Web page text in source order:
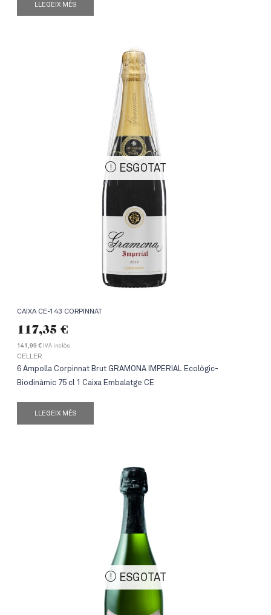
LLEGEIX MÉS
ESGOTAT
CAIXA CE-143 CORPINNAT
117,35 €
141,99 € IVA inclòs
CELLER
6 Ampolla Corpinnat Brut GRAMONA IMPERIAL Ecològic-
Biodinàmic 75 cl 1 Caixa Embalatge CE
LLEGEIX MÉS
ESGOTAT